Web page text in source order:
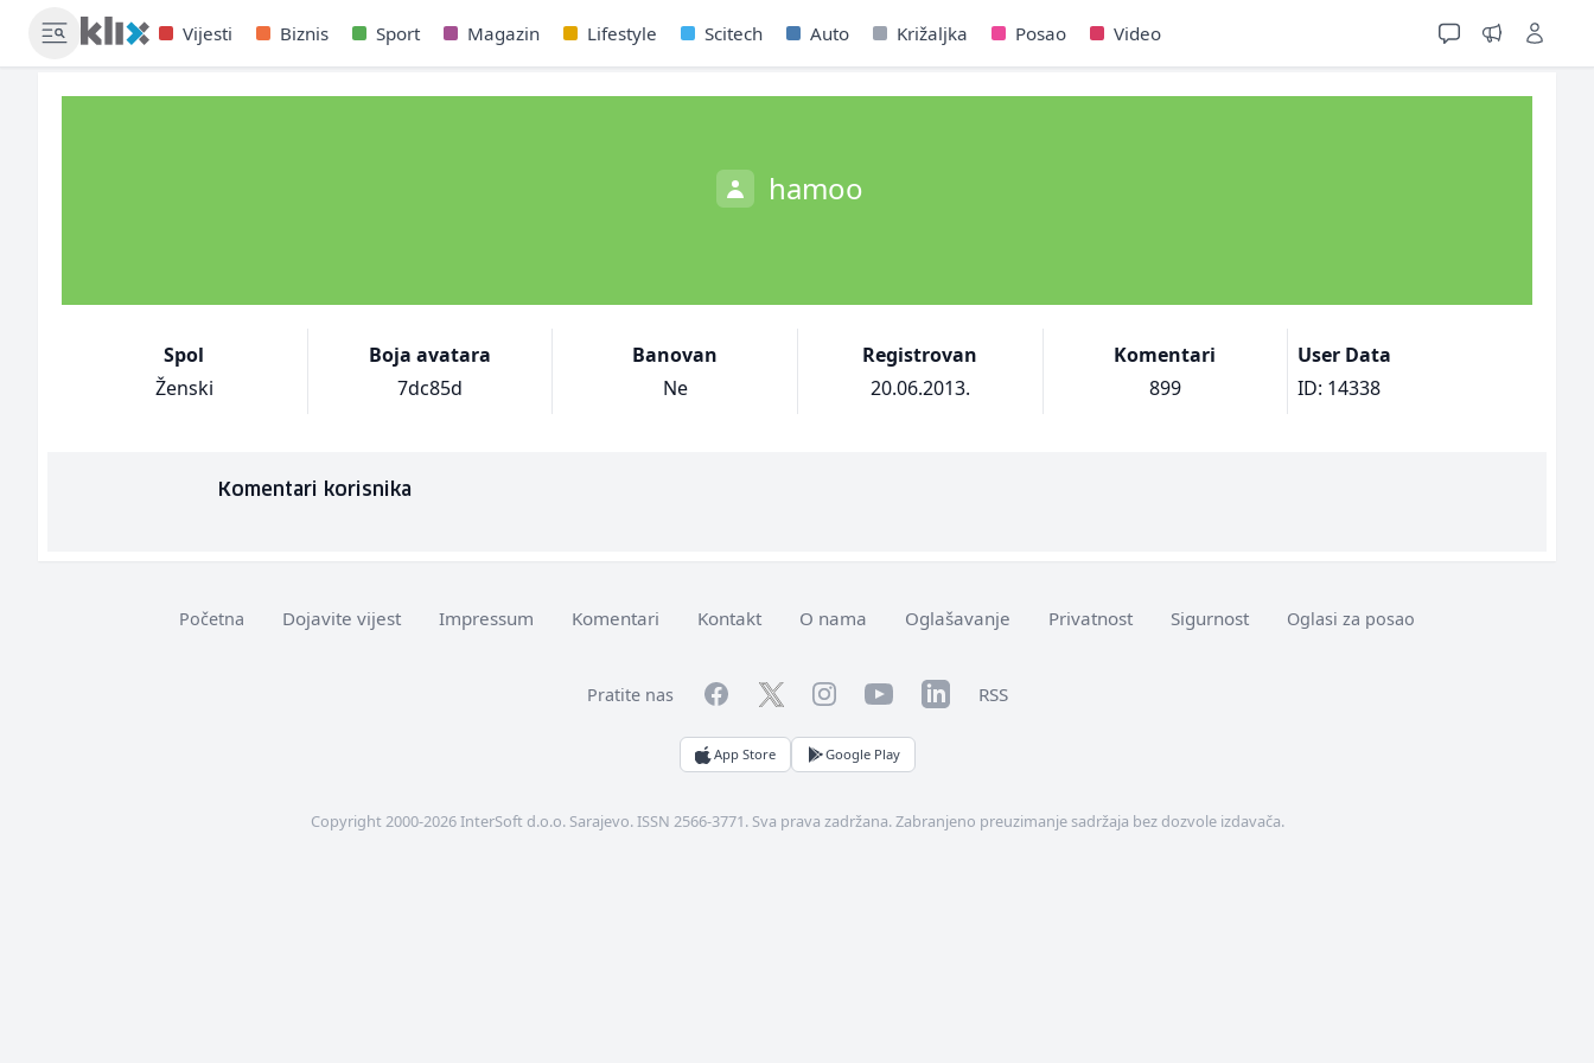
Vijesti Biznis Sport Magazin Lifestyle Scitech Auto Križaljka Posao Video
hamoo
Spol
Ženski
Boja avatara
7dc85d
Banovan
Ne
Registrovan
20.06.2013.
Komentari
899
User Data
ID: 14338
Komentari korisnika
Početna Dojavite vijest Impressum Komentari Kontakt O nama Oglašavanje Privatnost Sigurnost Oglasi za posao
Pratite nas FacebookTwitterInstagramYouTubeLinkedInRSS
App Store Google Play
Copyright 2000-2026 InterSoft d.o.o. Sarajevo. ISSN 2566-3771. Sva prava zadržana. Zabranjeno preuzimanje sadržaja bez dozvole izdavača.